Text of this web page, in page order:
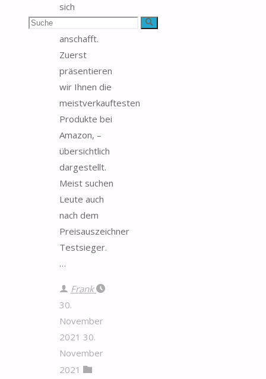
Suchen Suche
sich
anschafft.
Zuerst
präsentieren
wir Ihnen die
meistverkauftesten
Produkte bei
Amazon, –
übersichtlich
dargestellt.
Meist suchen
Leute auch
nach dem
Preisauszeichner
Testsieger.
…
Frank
30.
November
2021 30.
November
2021